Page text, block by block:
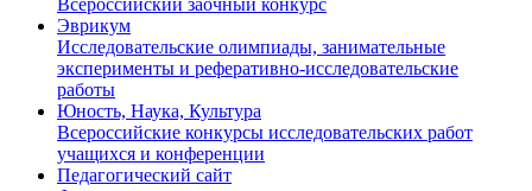
Всероссийский заочный конкурс
Эврикум
Исследовательские олимпиады, занимательные
эксперименты и реферативно-исследовательские
работы
Юность, Наука, Культура
Всероссийские конкурсы исследовательских работ
учащихся и конференции
Педагогический сайт